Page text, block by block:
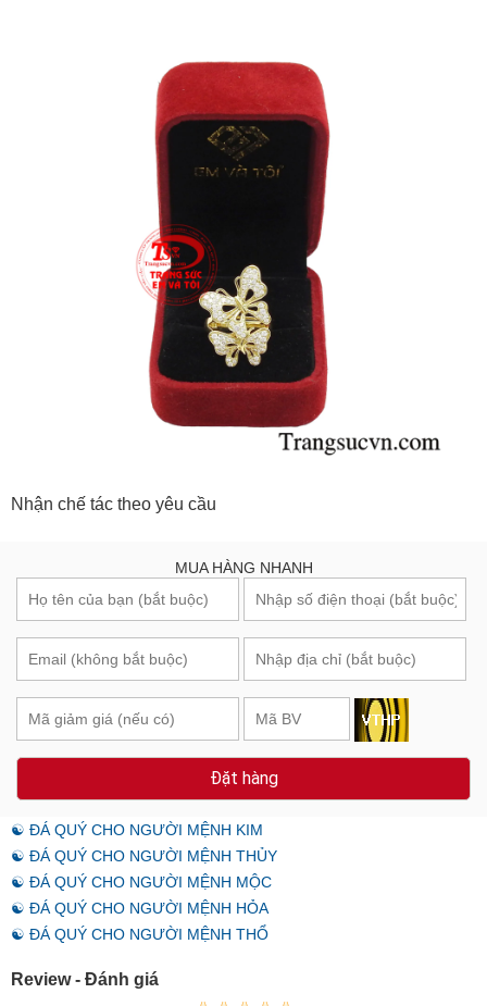
Nhận chế tác theo yêu cầu
MUA HÀNG NHANH
Đặt hàng
☯ ĐÁ QUÝ CHO NGƯỜI MỆNH KIM
☯ ĐÁ QUÝ CHO NGƯỜI MỆNH THỦY
☯ ĐÁ QUÝ CHO NGƯỜI MỆNH MỘC
☯ ĐÁ QUÝ CHO NGƯỜI MỆNH HỎA
☯ ĐÁ QUÝ CHO NGƯỜI MỆNH THỔ
Review - Đánh giá